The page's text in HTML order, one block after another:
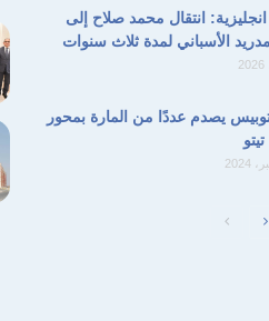
انتقال محمد صلاح إلى
مدريد الأسباني لمدة ثلاث سنوات
يصدم عددًا من المارة بمحور
الصفحةالصفحة